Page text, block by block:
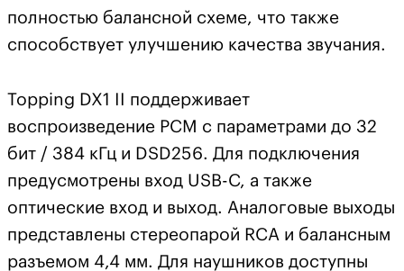
полностью балансной схеме, что также
способствует улучшению качества звучания.
Topping DX1 II поддерживает
воспроизведение PCM с параметрами до 32
бит / 384 кГц и DSD256. Для подключения
предусмотрены вход USB-C, а также
оптические вход и выход. Аналоговые выходы
представлены стереопарой RCA и балансным
разъемом 4,4 мм. Для наушников доступны